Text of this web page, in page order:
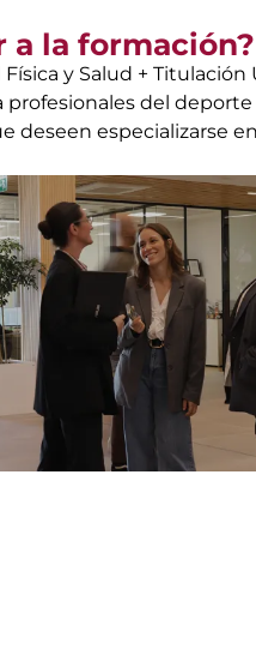
a la formación?
y Salud + Titulación
del
deseen especializarse